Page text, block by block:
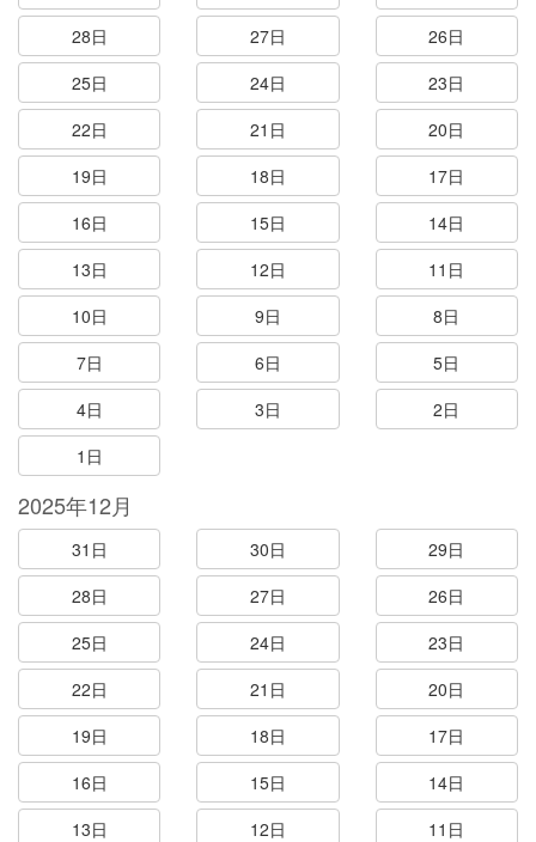
28日
27日
26日
25日
24日
23日
22日
21日
20日
19日
18日
17日
16日
15日
14日
13日
12日
11日
10日
9日
8日
7日
6日
5日
4日
3日
2日
1日
2025年12月
31日 30日
29日
28日
27日
26日
25日
24日
23日
22日
21日
20日
19日
18日
17日
16日
15日
14日
13日
12日
11日